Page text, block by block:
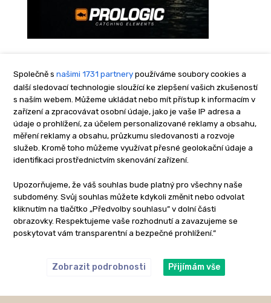
Společně s našimi 1731 partnery používáme soubory cookies a
další sledovací technologie sloužící ke zlepšení vašich zkušeností
s naším webem. Můžeme ukládat nebo mít přístup k informacím v
zařízení a zpracovávat osobní údaje, jako je vaše IP adresa a
údaje o prohlížení, za účelem personalizované reklamy a obsahu,
měření reklamy a obsahu, průzkumu sledovanosti a rozvoje
služeb. Kromě toho můžeme využívat přesné geolokační údaje a
identifikaci prostřednictvím skenování zařízení.
Upozorňujeme, že váš souhlas bude platný pro všechny naše
subdomény. Svůj souhlas můžete kdykoli změnit nebo odvolat
kliknutím na tlačítko „Předvolby souhlasu” v dolní části
obrazovky. Respektujeme vaše rozhodnutí a zavazujeme se
poskytovat vám transparentní a bezpečné prohlížení.”
Zobrazit podrobnosti Přijímám vše